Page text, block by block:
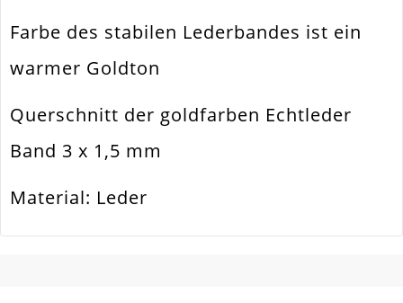
Farbe des stabilen Lederbandes ist ein
warmer Goldton
Querschnitt der goldfarben Echtleder
Band 3 x 1,5 mm
Material: Leder